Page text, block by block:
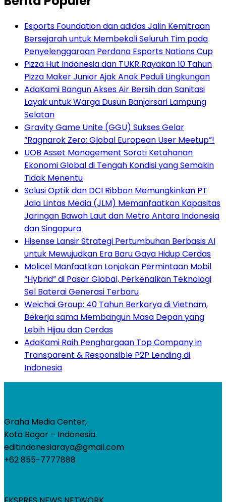
Esports Foundation dan adidas Jalin Kemitraan
Bersejarah untuk Membekali Seluruh Tim pada
Penyelenggaraan Perdana Esports Nations Cup
Pizza Hut Indonesia dan TUKR Rayakan 10 Tahun
Pizza Maker Junior Ajak Anak Peduli Lingkungan
AdaKami Bangun Akses Air Bersih dan Sanitasi
Layak untuk Warga Dusun Banjarsari Lampung
Selatan
Gravity Game Unite (GGU) Sukses Gelar
“Ragnarok Zero: Global European User Meetup”!
UOB Asset Management Soroti Ketahanan
Ekonomi Global di Tengah Kondisi yang Semakin
Tidak Menentu
Solusi Optik dan DCI Ribbon Memungkinkan PT
Jala Lintas Media (JLM) Memanfaatkan Kapasitas
Jaringan Bawah Laut dan Metro Antara Indonesia
dan Singapura
Hisense Lansir Strategi Pertumbuhan Berbasis AI
untuk Mewujudkan Era Baru Gaya Hidup Cerdas
Molicel Manfaatkan Lonjakan Permintaan Mobil
“Hybrid” di Pasar Global, Perkenalkan Teknologi
Sel Baterai Generasi Terbaru
Weichai Group: 40 Tahun Berkarya di Vietnam,
Bekerja sama Membangun Masa Depan yang
Lebih Hijau dan Cerdas
AdaKami Raih Penghargaan Top Company in
Transparent & Responsible P2P Lending di
Indonesia
Graha Media Center,
Kota Bogor – Indonesia.
editindonesiaraya@gmail.com
+62 855-7777888